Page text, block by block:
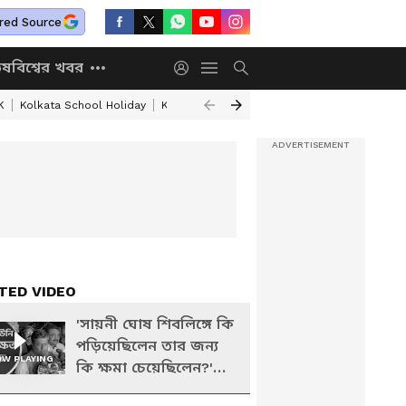
Source
বিশ্বের খবর
Kolkata School Holiday Kolkata Weather Update
VIDEO
PLAYING
'সায়নী ঘোষ শিবলিঙ্গে কি
পড়িয়েছিলেন তার জন্য
কি ক্ষমা চেয়েছিলেন?'
বিস্ফোরক সুকান্ত